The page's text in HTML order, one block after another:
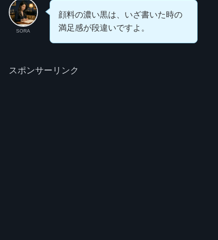
SORA
顔料の濃い黒は、いざ書いた時の
満足感が段違いですよ。
スポンサーリンク